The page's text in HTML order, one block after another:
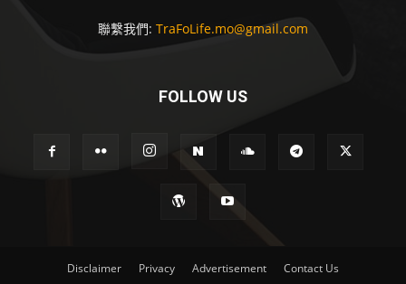
聯繫我們: TraFoLife.mo@gmail.com
FOLLOW US
Disclaimer Privacy Advertisement Contact Us